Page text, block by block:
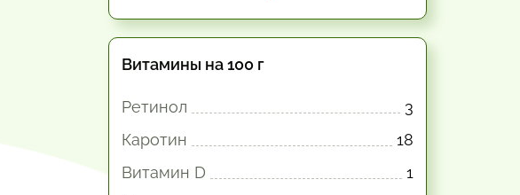
Витамины на 100 г
Ретинол
3
Каротин
18
Витамин D
1